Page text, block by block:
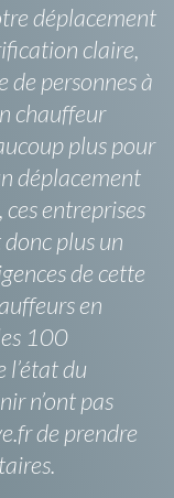
déplacement
claire,
de personnes à
chauffeur
plus pour
déplacement
entreprises
plus un
de cette
en
100
du
n’ont pas
de prendre